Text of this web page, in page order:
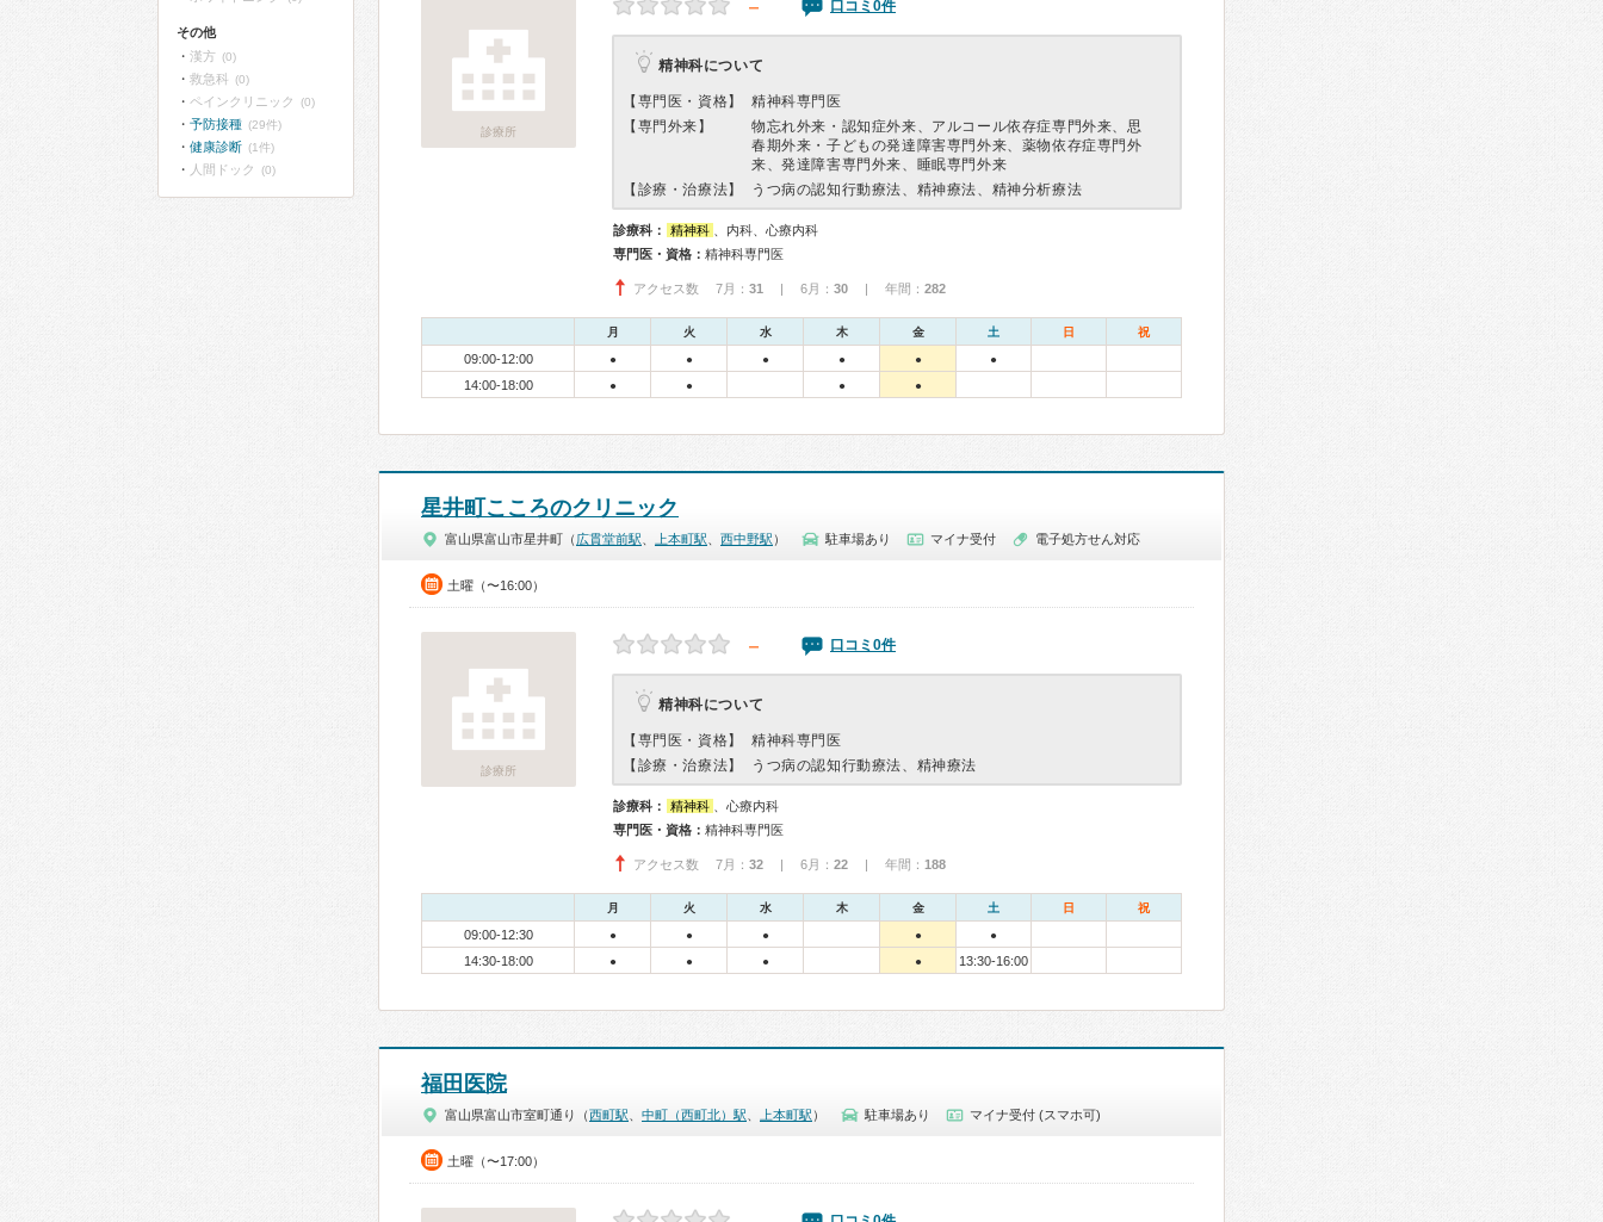
診療所
－ 口コミ0件
精神科について
【専門医・資格】
精神科専門医
【専門外来】
物忘れ外来・認知症外来、アルコール依存症専門外来、思
春期外来・子どもの発達障害専門外来、薬物依存症専門外
来、発達障害専門外来、睡眠専門外来
【診療・治療法】
うつ病の認知行動療法、精神療法、精神分析療法
診療科： 精神科
、内科、心療内科
専門医・資格： 精神科専門医
アクセス数 7月： 31 | 6月： 30 | 年間： 282
月 火 水 木 金 土 日 祝
09:00-12:00 ● ● ● ● ● ●
14:00-18:00 ● ● ● ●
星井町こころのクリニック
富山県富山市星井町（ 広貫堂前駅 上本町駅 西中野駅 ） 駐車場あり マイナ受付 電子処方せん対応
土曜（〜16:00）
診療所
－ 口コミ0件
精神科について
【専門医・資格】
精神科専門医
【診療・治療法】
うつ病の認知行動療法、精神療法
診療科： 精神科
、心療内科
専門医・資格： 精神科専門医
アクセス数 7月： 32 | 6月： 22 | 年間： 188
月 火 水 木 金 土 日 祝
09:00-12:30 ● ● ● ● ●
14:30-18:00 ● ● ● ● 13:30-16:00
福田医院
富山県富山市室町通り（西町駅 中町（西町北）駅 上本町駅 ） 駐車場あり マイナ受付 (スマホ可)
土曜（〜17:00）
その他
漢方 (0)
救急科 (0)
ペインクリニック (0)
予防接種 (29件)
健康診断 (1件)
人間ドック (0)